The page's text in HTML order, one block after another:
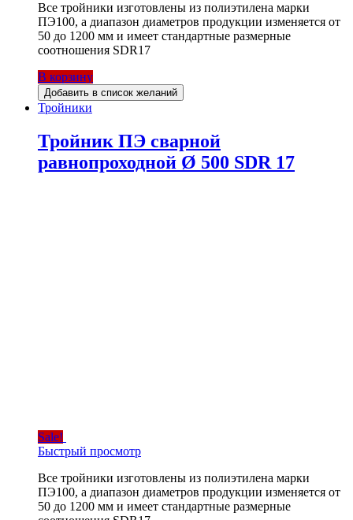
Все тройники изготовлены из полиэтилена марки
ПЭ100, а диапазон диаметров продукции изменяется от
50 до 1200 мм и имеет стандартные размерные
соотношения SDR17
В корзину
Добавить в список желаний
Тройники
Тройник ПЭ сварной
равнопроходной Ø 500 SDR 17
Sale!
Быстрый просмотр
Все тройники изготовлены из полиэтилена марки
ПЭ100, а диапазон диаметров продукции изменяется от
50 до 1200 мм и имеет стандартные размерные